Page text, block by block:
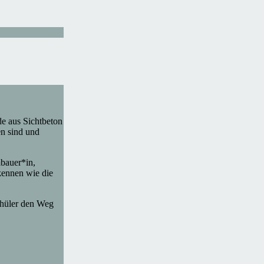
aus Sichtbeton
sind und
wie die
den Weg